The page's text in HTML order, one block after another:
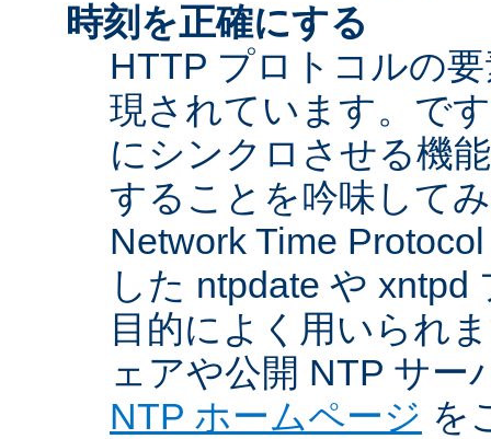
時刻を正確にする
HTTP プロトコルの
現されています。で
にシンクロさせる機
することを吟味して
Network Time
した ntpdate や
目的によく用いられ
ェアや公開 NTP サー
NTP ホームページ を